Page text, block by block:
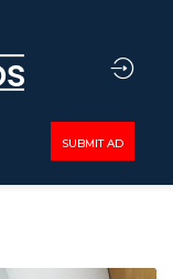
SUBMIT AD